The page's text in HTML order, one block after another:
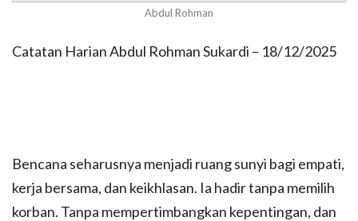
Abdul Rohman
Catatan Harian Abdul Rohman Sukardi – 18/12/2025
Bencana seharusnya menjadi ruang sunyi bagi empati,
kerja bersama, dan keikhlasan. Ia hadir tanpa memilih
korban. Tanpa mempertimbangkan kepentingan, dan